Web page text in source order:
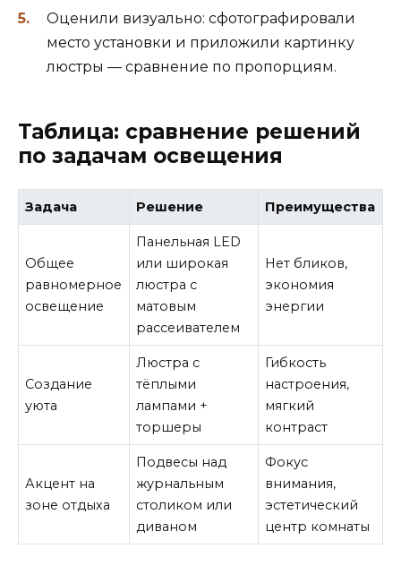
Оценили визуально: сфотографировали
место установки и приложили картинку
люстры — сравнение по пропорциям.
Таблица: сравнение решений
по задачам освещения
Задача Решение Преимущества
Общее
равномерное
освещение
Панельная LED
или широкая
люстра с
матовым
рассеивателем
Нет бликов,
экономия
энергии
Создание
уюта
Люстра с
тёплыми
лампами +
торшеры
Гибкость
настроения,
мягкий
контраст
Акцент на
зоне отдыха
Подвесы над
журнальным
столиком или
диваном
Фокус
внимания,
эстетический
центр комнаты